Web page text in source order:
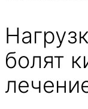
болят